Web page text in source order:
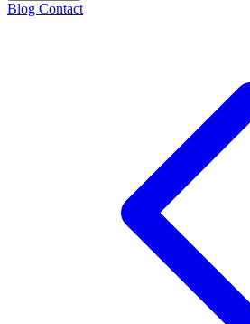
Blog Contact